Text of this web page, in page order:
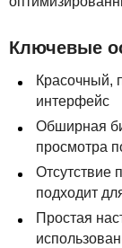
Ключевые
Красочный,
интерфейс
Обширная
просмотра
Отсутствие
подходит
Простая